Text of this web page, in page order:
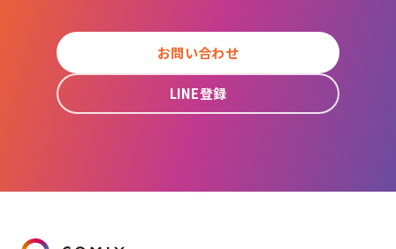
お問い合わせ
LINE登録